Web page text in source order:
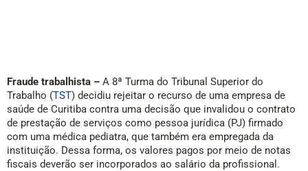
Fraude trabalhista – A 8ª Turma do Tribunal Superior do
Trabalho (TST) decidiu rejeitar o recurso de uma empresa de
saúde de Curitiba contra uma decisão que invalidou o contrato
de prestação de serviços como pessoa jurídica (PJ) firmado
com uma médica pediatra, que também era empregada da
instituição. Dessa forma, os valores pagos por meio de notas
fiscais deverão ser incorporados ao salário da profissional.